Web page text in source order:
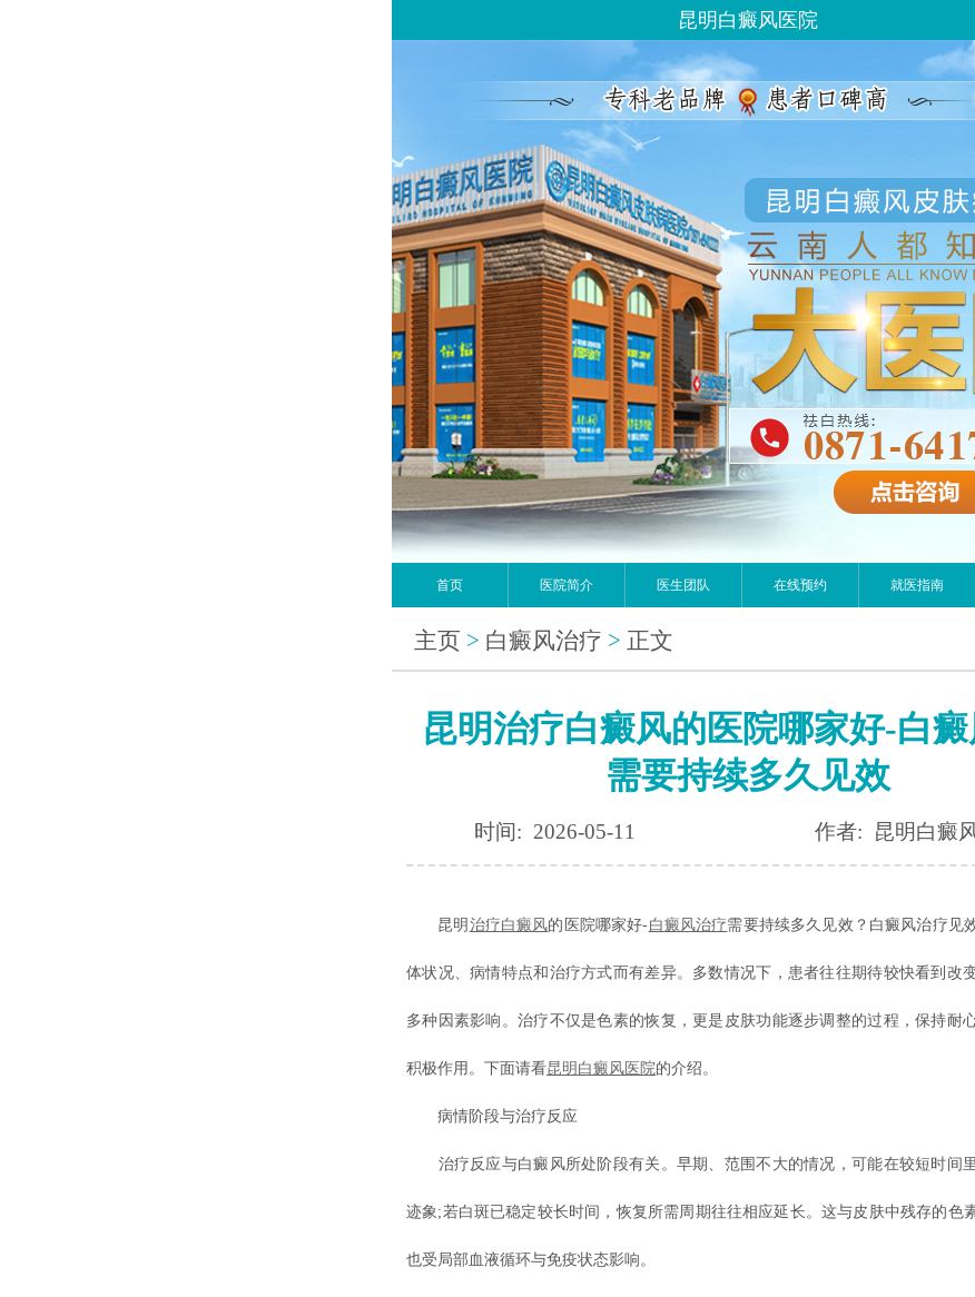
昆明白癜风医院
首页 医院简介 医生团队 在线预约 就医指南
主页 > 白癜风治疗 > 正文
昆明治疗白癜风的医院哪家好-白
需要持续多久见效
时间: 2026-05-11 作者: 昆明白癜
昆明 治疗白癜风的医院哪家好-白癜风治疗需要持续多久见效？白癜风治疗见
体状况、病情特点和治疗方式而有差异。多数情况下，患者往往期待较快看到改
多种因素影响。治疗不仅是色素的恢复，更是皮肤功能逐步调整的过程，保持耐
积极作用。下面请看昆明白癜风医院的介绍。
病情阶段与治疗反应
治疗反应与白癜风所处阶段有关。早期、范围不大的情况，可能在较短时间
迹象;若白斑已稳定较长时间，恢复所需周期往往相应延长。这与皮肤中残存的色
也受局部血液循环与免疫状态影响。